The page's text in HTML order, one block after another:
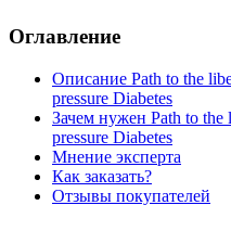
Оглавление
Описание Path to the
pressure Diabetes
Зачем нужен Path to the
pressure Diabetes
Мнение эксперта
Как заказать?
Отзывы покупателей